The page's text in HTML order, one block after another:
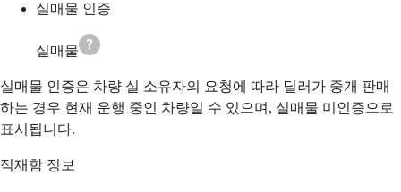
실매물 인증
실매물
실매물 인증은 차량 실 소유자의 요청에 따라 딜러가 중개 판매
하는 경우 현재 운행 중인 차량일 수 있으며, 실매물 미인증으로
표시됩니다.
적재함 정보